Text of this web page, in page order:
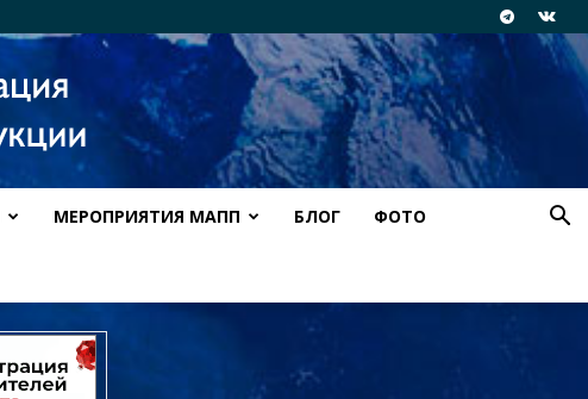
МЕРОПРИЯТИЯ МАПП БЛОГ ФОТО